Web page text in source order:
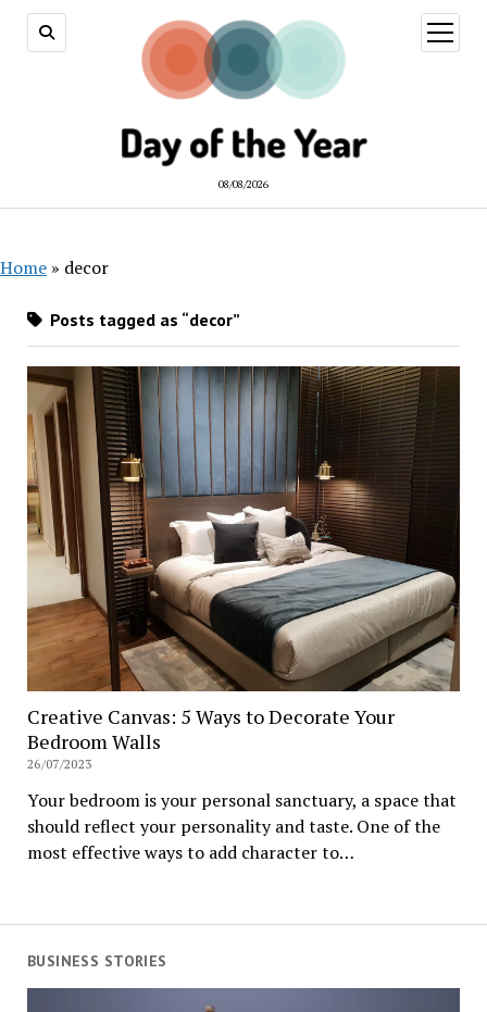
08/08/2026
open
menu
BUSINESS STORIES
Home » decor
Posts tagged as “decor”
Creative Canvas: 5 Ways to Decorate Your
Bedroom Walls
26/07/2023
Your bedroom is your personal sanctuary, a space that
should reflect your personality and taste. One of the
most effective ways to add character to…